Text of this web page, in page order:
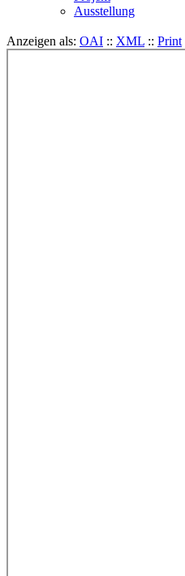
Ausstellung
Anzeigen als: OAI :: XML :: Print